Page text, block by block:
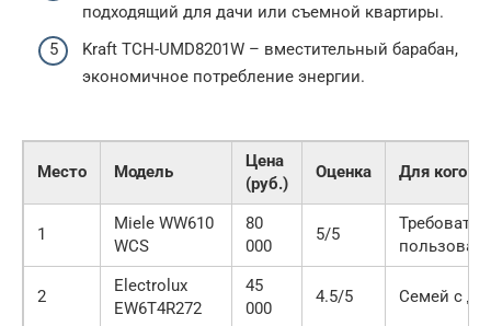
подходящий для дачи или съемной квартиры.
Kraft TCH-UMD8201W – вместительный барабан,
экономичное потребление энергии.
Место Модель
Цена
(руб.)
Оценка Для кого
1
Miele WW610
WCS
80
000
5/5
2
Electrolux
EW6T4R272
45
000
4.5/5 Семей с